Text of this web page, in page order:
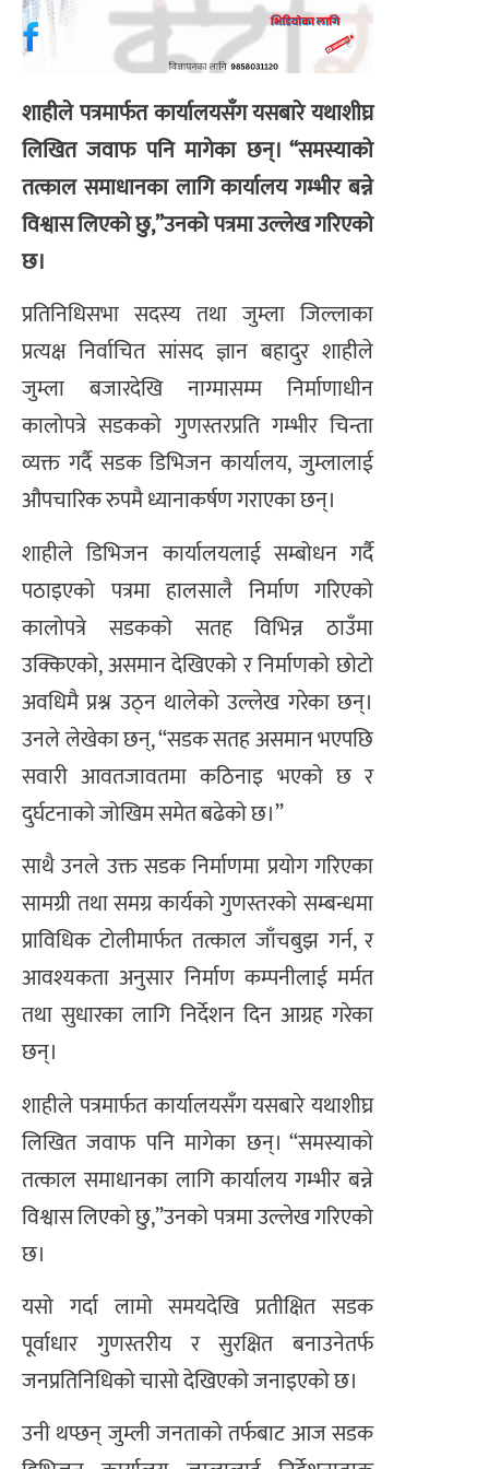
शाहीले पत्रमार्फत कार्यालयसँग यसबारे यथाशीघ्र
लिखित जवाफ पनि मागेका छन्। “समस्याको
तत्काल समाधानका लागि कार्यालय गम्भीर बन्ने
विश्वास लिएको छु,”उनको पत्रमा उल्लेख गरिएको
छ।
प्रतिनिधिसभा सदस्य तथा जुम्ला जिल्लाका
प्रत्यक्ष निर्वाचित सांसद ज्ञान बहादुर शाहीले
जुम्ला बजारदेखि नाग्मासम्म निर्माणाधीन
कालोपत्रे सडकको गुणस्तरप्रति गम्भीर चिन्ता
व्यक्त गर्दै सडक डिभिजन कार्यालय, जुम्लालाई
औपचारिक रुपमै ध्यानाकर्षण गराएका छन्।
शाहीले डिभिजन कार्यालयलाई सम्बोधन गर्दै
पठाइएको पत्रमा हालसालै निर्माण गरिएको
कालोपत्रे सडकको सतह विभिन्न ठाउँमा
उक्किएको, असमान देखिएको र निर्माणको छोटो
अवधिमै प्रश्न उठ्न थालेको उल्लेख गरेका छन्।
उनले लेखेका छन्, “सडक सतह असमान भएपछि
सवारी आवतजावतमा कठिनाइ भएको छ र
दुर्घटनाको जोखिम समेत बढेको छ।”
साथै उनले उक्त सडक निर्माणमा प्रयोग गरिएका
सामग्री तथा समग्र कार्यको गुणस्तरको सम्बन्धमा
प्राविधिक टोलीमार्फत तत्काल जाँचबुझ गर्न, र
आवश्यकता अनुसार निर्माण कम्पनीलाई मर्मत
तथा सुधारका लागि निर्देशन दिन आग्रह गरेका
छन्।
शाहीले पत्रमार्फत कार्यालयसँग यसबारे यथाशीघ्र
लिखित जवाफ पनि मागेका छन्। “समस्याको
तत्काल समाधानका लागि कार्यालय गम्भीर बन्ने
विश्वास लिएको छु,”उनको पत्रमा उल्लेख गरिएको
छ।
यसो गर्दा लामो समयदेखि प्रतीक्षित सडक
पूर्वाधार गुणस्तरीय र सुरक्षित बनाउनेतर्फ
जनप्रतिनिधिको चासो देखिएको जनाइएको छ।
उनी थप्छन् जुम्ली जनताको तर्फबाट आज सडक